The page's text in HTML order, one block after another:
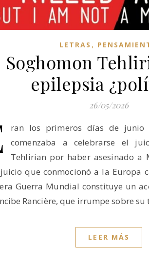
LETRAS ,
Soghomon
epilepsia
26/05/2026
ran los primeros días de
comenzaba a celebrarse el
Tehlirian por haber asesinado a
que conmocionó a la Europa
Guerra Mundial constituye un
Rancière, que irrumpe sobre
LEER MÁS